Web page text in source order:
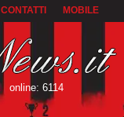
CONTATTI MOBILE
online: 6114